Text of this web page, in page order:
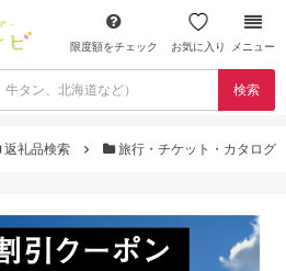
限度額をチェック お気に入り メニュー
検索
返礼品検索 旅行・チケット・カタログ